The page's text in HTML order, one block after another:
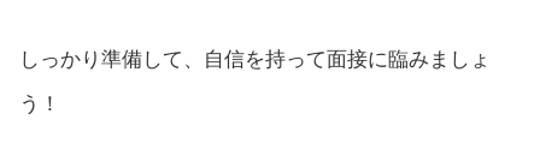
しっかり準備して、自信を持って面接に臨みましょ
う！